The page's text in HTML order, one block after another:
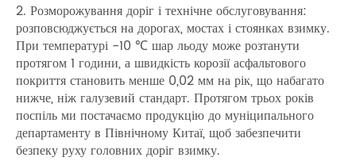
2. Розморожування доріг і технічне обслуговування:
розповсюджується на дорогах, мостах і стоянках взимку.
При температурі -10 ℃ шар льоду може розтанути
протягом 1 години, а швидкість корозії асфальтового
покриття становить менше 0,02 мм на рік, що набагато
нижче, ніж галузевий стандарт. Протягом трьох років
поспіль ми постачаємо продукцію до муніципального
департаменту в Північному Китаї, щоб забезпечити
безпеку руху головних доріг взимку.